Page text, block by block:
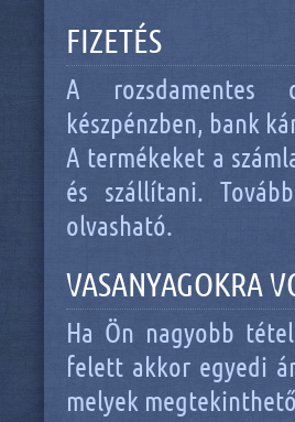
FIZETÉS
A rozsdamentes
készpénzben, bank
A termékeket a
és szállítani.
olvasható.
VASANYAGOKRA
Ha Ön nagyobb
felett akkor egyedi
melyek